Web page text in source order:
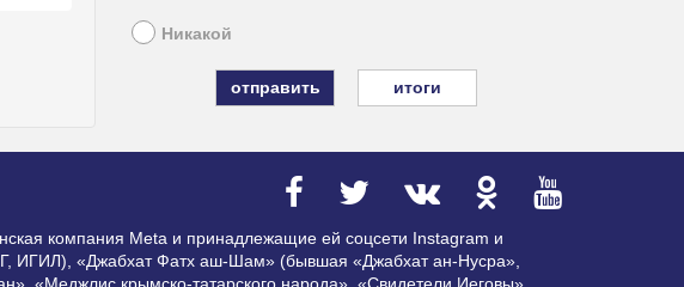
Никакой
итоги
компания Meta и принадлежащие ей соцсети Instagram и
ИГИЛ), «Джабхат Фатх аш-Шам» (бывшая «Джабхат ан-Нусра»,
«Меджлис крымско-татарского народа», «Свидетели Иеговы»,